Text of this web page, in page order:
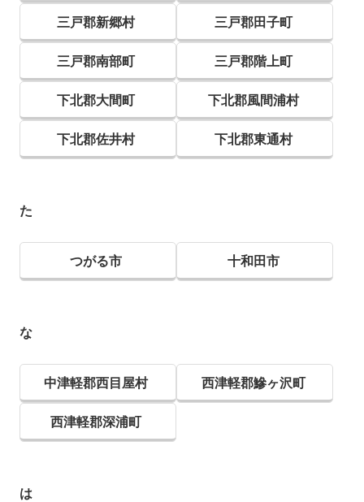
三戸郡新郷村 三戸郡田子町
三戸郡南部町 三戸郡階上町
下北郡大間町 下北郡風間浦村
下北郡佐井村 下北郡東通村
た
つがる市 十和田市
な
中津軽郡西目屋村 西津軽郡鰺ヶ沢町
西津軽郡深浦町
は